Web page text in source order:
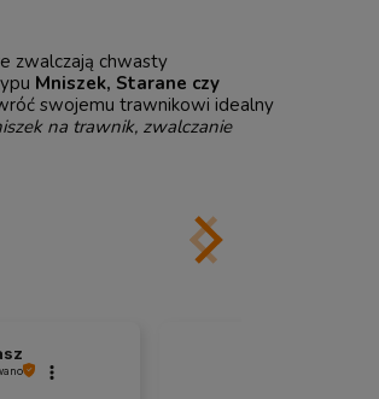
zwalczają chwasty
Mniszek, Starane czy
swojemu trawnikowi idealny
na trawnik, zwalczanie